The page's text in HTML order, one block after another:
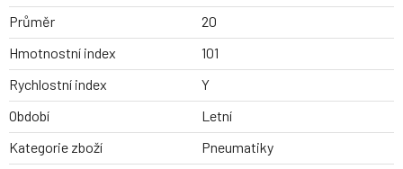
Průměr
20
Hmotnostní index
101
Rychlostní index
Y
Období
Letní
Kategorie zboží
Pneumatiky